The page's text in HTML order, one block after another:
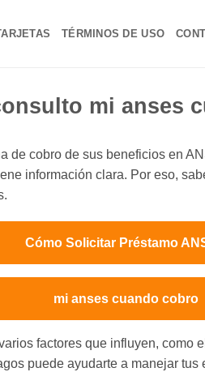
TÉRMINOS DE USO
mi anses
de cobro de sus beneficios en
información clara. Por eso,
Cómo Solicitar Préstamo
mi anses cuando cobro
factores que influyen, como
puede ayudarte a manejar tus